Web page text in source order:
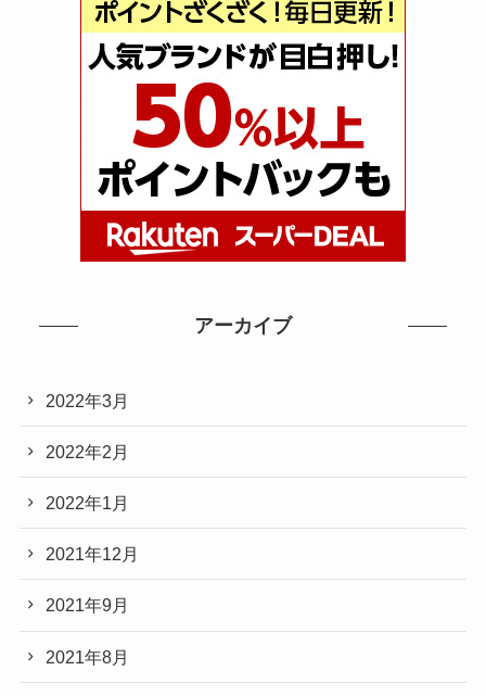
アーカイブ
2022年3月
2022年2月
2022年1月
2021年12月
2021年9月
2021年8月